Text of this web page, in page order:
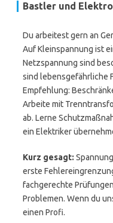
Bastler und
Du arbeitest gern an
Auf Kleinspannung ist
Netzspannung sind
sind lebensgefährliche
Empfehlung:
Arbeite mit
ab. Lerne
ein Elektriker
Kurz gesagt:
erste
fachgerechte
Problemen. Wenn du
einen Profi.